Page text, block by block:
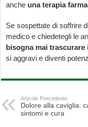
anche una terapia
Se sospettate di soffrire
medico e chiedetegli le
bisogna mai trascurare
si aggravi e diventi
Articolo Precedente
Dolore alla caviglia:
sintomi e cura